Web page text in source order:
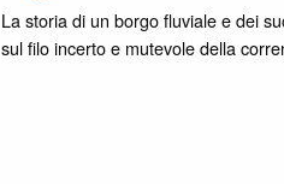
La storia di un borgo fluviale e dei
sul filo incerto e mutevole della